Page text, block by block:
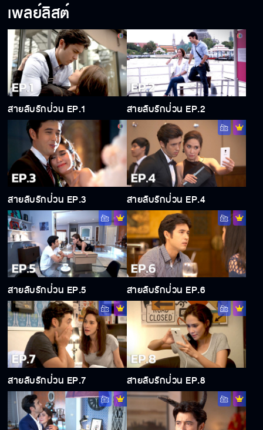
เพลย์ลิสต์
สายลับรักป่วน EP.1 สายลับรักป่วน EP.2
สายลับรักป่วน EP.3 สายลับรักป่วน EP.4
สายลับรักป่วน EP.5 สายลับรักป่วน EP.6
สายลับรักป่วน EP.7 สายลับรักป่วน EP.8